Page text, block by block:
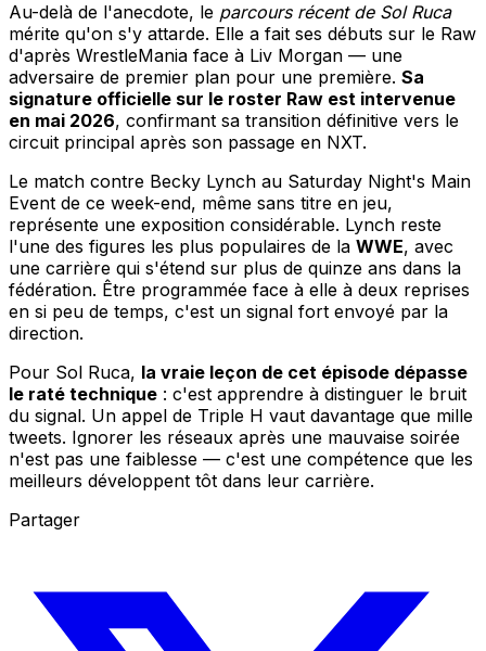
Au-delà de l'anecdote, le parcours récent de Sol Ruca
mérite qu'on s'y attarde. Elle a fait ses débuts sur le Raw
d'après WrestleMania face à Liv Morgan — une
adversaire de premier plan pour une première. Sa
signature officielle sur le roster Raw est intervenue
en mai 2026, confirmant sa transition définitive vers le
circuit principal après son passage en NXT.
Le match contre Becky Lynch au Saturday Night's Main
Event de ce week-end, même sans titre en jeu,
représente une exposition considérable. Lynch reste
l'une des figures les plus populaires de la WWE, avec
une carrière qui s'étend sur plus de quinze ans dans la
fédération. Être programmée face à elle à deux reprises
en si peu de temps, c'est un signal fort envoyé par la
direction.
Pour Sol Ruca, la vraie leçon de cet épisode dépasse
le raté technique : c'est apprendre à distinguer le bruit
du signal. Un appel de Triple H vaut davantage que mille
tweets. Ignorer les réseaux après une mauvaise soirée
n'est pas une faiblesse — c'est une compétence que les
meilleurs développent tôt dans leur carrière.
Partager